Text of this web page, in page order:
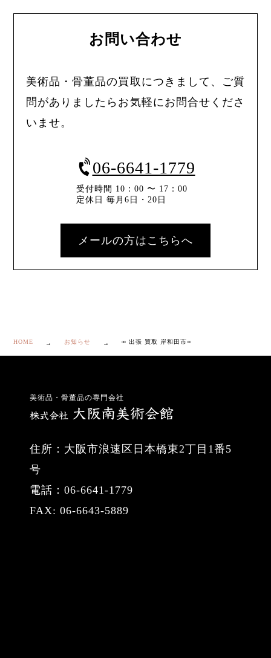
お問い合わせ
美術品・骨董品の買取につきまして、ご質
問がありましたらお気軽にお問合せくださ
いませ。
06-6641-1779
受付時間 10：00 〜 17：00
定休日 毎月6日・20日
メールの方はこちらへ
HOME お知らせ ∞ 出張 買取 岸和田市∞
美術品・骨董品の専門会社
住所：大阪市浪速区日本橋東2丁目1番5
号
電話：06-6641-1779
FAX: 06-6643-5889